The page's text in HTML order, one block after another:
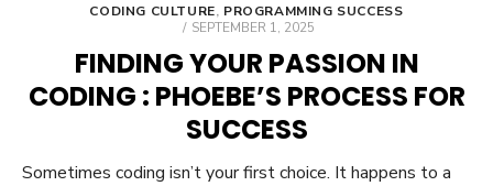
CODING CULTURE, PROGRAMMING SUCCESS
POSTED
SEPTEMBER 1, 2025
FINDING YOUR PASSION IN
CODING : PHOEBE’S PROCESS FOR
SUCCESS
Sometimes coding isn’t your first choice. It happens to a